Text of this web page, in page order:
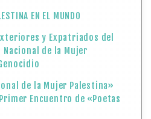
EN EL MUNDO
y Expatriados del
Nacional de la Mujer
de la Mujer Palestina»
Encuentro de «Poetas